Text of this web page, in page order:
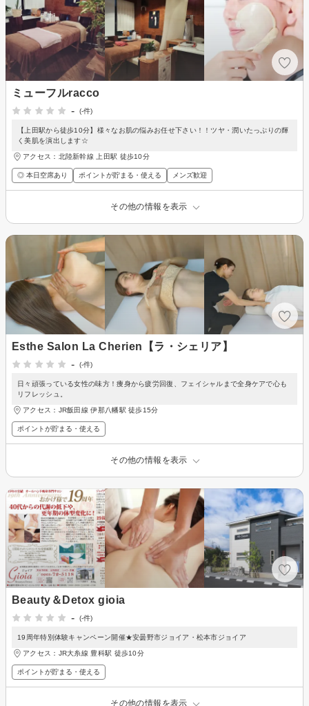
ミューフルracco
-
(-件)
【上田駅から徒歩10分】様々なお肌の悩みお任せ下さい！！ツヤ・潤いたっぷりの輝
く美肌を演出します☆
アクセス：北陸新幹線 上田駅 徒歩10分
◎ 本日空席あり ポイントが貯まる・使える メンズ歓迎
その他の情報を表示
Esthe Salon La Cherien【ラ・シェリア】
-
(-件)
日々頑張っている女性の味方！痩身から疲労回復、フェイシャルまで全身ケアで心も
リフレッシュ。
アクセス：JR飯田線 伊那八幡駅 徒歩15分
ポイントが貯まる・使える
その他の情報を表示
Beauty＆Detox gioia
-
(-件)
19周年特別体験キャンペーン開催★安曇野市ジョイア・松本市ジョイア
アクセス：JR大糸線 豊科駅 徒歩10分
ポイントが貯まる・使える
その他の情報を表示